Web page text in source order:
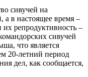
сивучей на
а в настоящее время –
репродуктивность –
сивучей
что является
20-летний период
дел, как сообщается,